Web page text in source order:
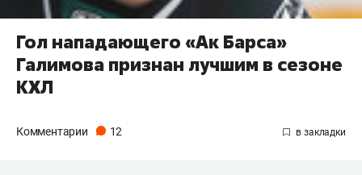
Гол нападающего «Ак Барса»
Галимова признан лучшим в сезоне
КХЛ
Комментарии 12